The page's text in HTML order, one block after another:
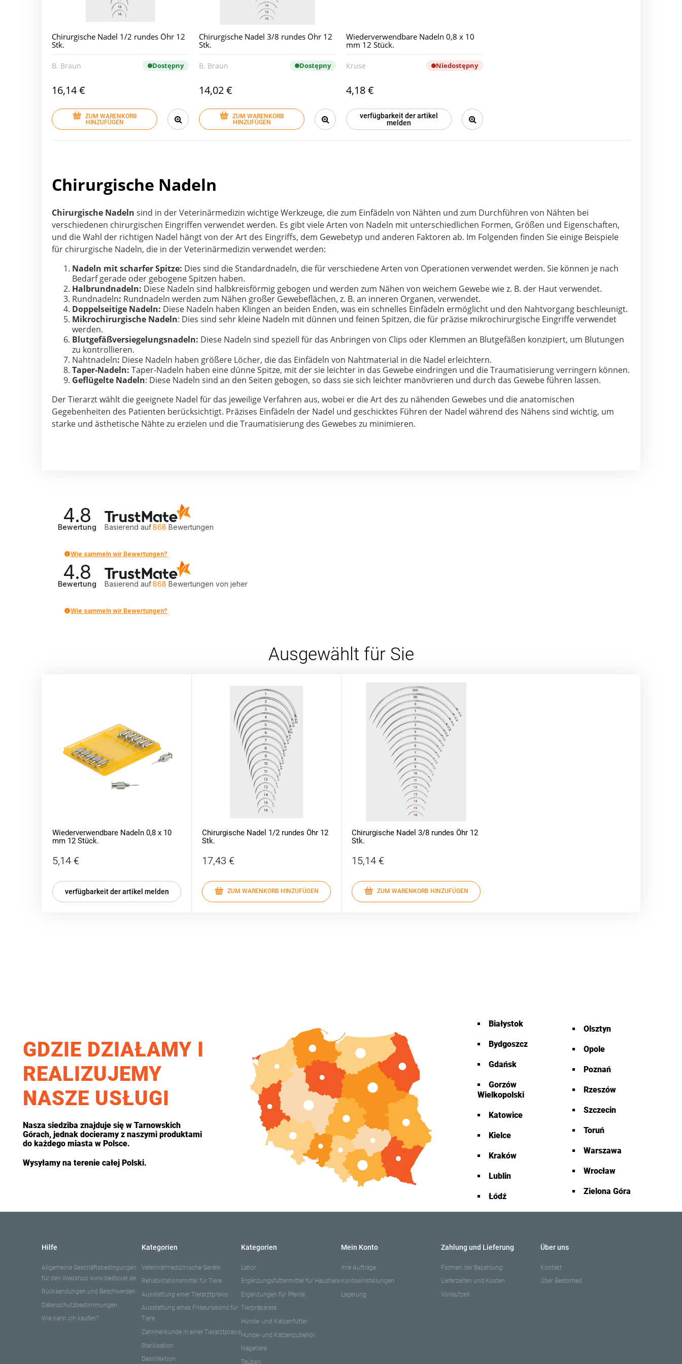
Chirurgische Nadel 1/2 rundes Öhr 12
Stk.
B. Braun Dostępny
16,14 €
ZUM WARENKORB
HINZUFÜGEN
Chirurgische Nadel 3/8 rundes Öhr 12
Stk.
B. Braun Dostępny
14,02 €
ZUM WARENKORB
HINZUFÜGEN
Wiederverwendbare Nadeln 0,8 x 10
mm 12 Stück.
Kruse Niedostępny
4,18 €
verfügbarkeit der artikel
melden
Chirurgische Nadeln
Chirurgische Nadeln sind in der Veterinärmedizin wichtige Werkzeuge, die zum Einfädeln von Nähten und zum Durchführen von Nähten bei
verschiedenen chirurgischen Eingriffen verwendet werden. Es gibt viele Arten von Nadeln mit unterschiedlichen Formen, Größen und Eigenschaften,
und die Wahl der richtigen Nadel hängt von der Art des Eingriffs, dem Gewebetyp und anderen Faktoren ab. Im Folgenden finden Sie einige Beispiele
für chirurgische Nadeln, die in der Veterinärmedizin verwendet werden:
Nadeln mit scharfer Spitze: Dies sind die Standardnadeln, die für verschiedene Arten von Operationen verwendet werden. Sie können je nach
Bedarf gerade oder gebogene Spitzen haben.
Halbrundnadeln: Diese Nadeln sind halbkreisförmig gebogen und werden zum Nähen von weichem Gewebe wie z. B. der Haut verwendet.
Rundnadeln: Rundnadeln werden zum Nähen großer Gewebeflächen, z. B. an inneren Organen, verwendet.
Doppelseitige Nadeln: Diese Nadeln haben Klingen an beiden Enden, was ein schnelles Einfädeln ermöglicht und den Nahtvorgang beschleunigt.
Mikrochirurgische Nadeln: Dies sind sehr kleine Nadeln mit dünnen und feinen Spitzen, die für präzise mikrochirurgische Eingriffe verwendet
werden.
Blutgefäßversiegelungsnadeln: Diese Nadeln sind speziell für das Anbringen von Clips oder Klemmen an Blutgefäßen konzipiert, um Blutungen
zu kontrollieren.
Nahtnadeln: Diese Nadeln haben größere Löcher, die das Einfädeln von Nahtmaterial in die Nadel erleichtern.
Taper-Nadeln: Taper-Nadeln haben eine dünne Spitze, mit der sie leichter in das Gewebe eindringen und die Traumatisierung verringern können.
Geflügelte Nadeln: Diese Nadeln sind an den Seiten gebogen, so dass sie sich leichter manövrieren und durch das Gewebe führen lassen.
Der Tierarzt wählt die geeignete Nadel für das jeweilige Verfahren aus, wobei er die Art des zu nähenden Gewebes und die anatomischen
Gegebenheiten des Patienten berücksichtigt. Präzises Einfädeln der Nadel und geschicktes Führen der Nadel während des Nähens sind wichtig, um
starke und ästhetische Nähte zu erzielen und die Traumatisierung des Gewebes zu minimieren.
4.8
Bewertung Basierend auf868 Bewertungen
Wie sammeln wir Bewertungen?
4.8
Bewertung Basierend auf868 Bewertungenvon jeher
Wie sammeln wir Bewertungen?
Ausgewählt für Sie
Wiederverwendbare Nadeln 0,8 x 10
mm 12 Stück.
5,14 €
verfügbarkeit der artikel melden
Chirurgische Nadel 1/2 rundes Öhr 12
Stk.
17,43 €
ZUM WARENKORB HINZUFÜGEN
Chirurgische Nadel 3/8 rundes Öhr 12
Stk.
15,14 €
ZUM WARENKORB HINZUFÜGEN
GDZIE DZIAŁAMY I
REALIZUJEMY
NASZE USŁUGI
Nasza siedziba znajduje się w Tarnowskich
Górach, jednak docieramy z naszymi produktami
do każdego miasta w Polsce.
Wysyłamy na terenie całej Polski.
Białystok
Bydgoszcz
Gdańsk
Gorzów
Wielkopolski
Katowice
Kielce
Kraków
Lublin
Łódź
Olsztyn
Opole
Poznań
Rzeszów
Szczecin
Toruń
Warszawa
Wrocław
Zielona Góra
Hilfe
Allgemeine Geschäftsbedingungen
für den Webshop www.bestovet.de
Rücksendungen und Beschwerden
Datenschutzbestimmungen
Wie kann ich kaufen?
Kategorien
Veterinärmedizinische Geräte
Rehabilitationsmittel für Tiere
Ausstattung einer Tierarztpraxis
Ausstattung eines Friseursalons für
Tiere
Zahnheilkunde in einer Tierarztpraxis
Sterilisation
Desinfektion
Kategorien
Labor
Ergänzungsfuttermittel für Haustiere
Ergänzungen für Pferde
Tierpräparate
Hunde- und Katzenfutter
Hunde- und Katzenzubehör
Nagetiere
Tauben
Mein Konto
Ihre Aufträge
Kontoeinstellungen
Lagerung
Zahlung und Lieferung
Formen der Bezahlung
Lieferzeiten und Kosten
Vorlaufzeit
Über uns
Kontakt
Über Bestomed